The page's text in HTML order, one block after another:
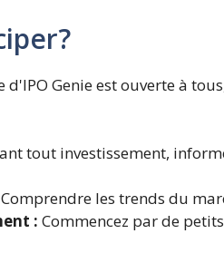
Genie est ouverte à
tout investissement,
Comprendre les trends du
: Commencez par de